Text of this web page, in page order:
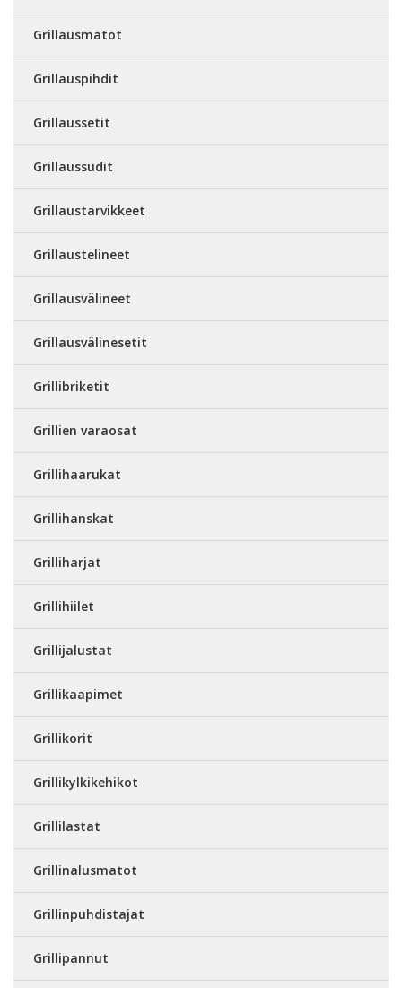
Grillausmatot
Grillauspihdit
Grillaussetit
Grillaussudit
Grillaustarvikkeet
Grillaustelineet
Grillausvälineet
Grillausvälinesetit
Grillibriketit
Grillien varaosat
Grillihaarukat
Grillihanskat
Grilliharjat
Grillihiilet
Grillijalustat
Grillikaapimet
Grillikorit
Grillikylkikehikot
Grillilastat
Grillinalusmatot
Grillinpuhdistajat
Grillipannut